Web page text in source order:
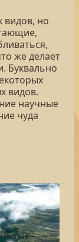
видов, но
же делает
Буквально
видов.
научные
чуда